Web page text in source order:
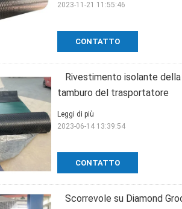
CONTATTO
2023-11-21 11:55:46
Rivestimento isolante
tamburo del trasportatore
CONTATTO
Leggi di più
2023-06-14 13:39:54
Scorrevole su Diamond